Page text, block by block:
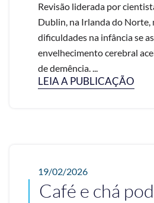
Revisão liderada por
Dublin, na Irlanda do Norte,
dificuldades na infância se
envelhecimento cerebral
de demência. ...
LEIA A PUBLICAÇÃO
19/02/2026
Café e chá